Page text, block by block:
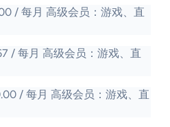
/ 每月 高级会员：游戏、直
/ 每月 高级会员：游戏、直
/ 每月 高级会员：游戏、直